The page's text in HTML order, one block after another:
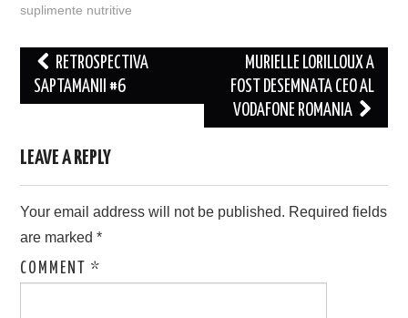
suplimente nutritive
Post
navigation
RETROSPECTIVA
SAPTAMANII #6
MURIELLE LORILLOUX A
FOST DESEMNATA CEO AL
VODAFONE ROMANIA
LEAVE A REPLY
Your email address will not be published. Required fields
are marked*
COMMENT*